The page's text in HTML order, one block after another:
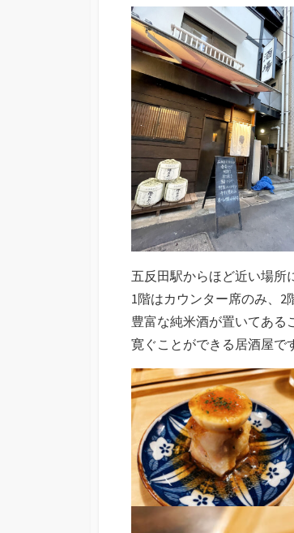
五反田駅からほど近い場所
1階はカウンター席のみ、2
豊富な純米酒が置いてある
寛ぐことができる居酒屋で